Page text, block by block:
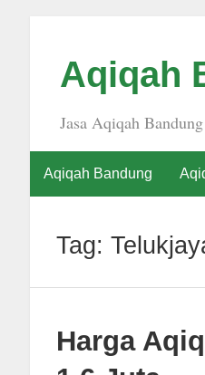
Aqiqah
Jasa Aqiqah
Aqiqah Bandung
Tag:
Harga